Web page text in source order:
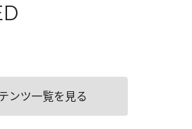
ンツ一覧を見る